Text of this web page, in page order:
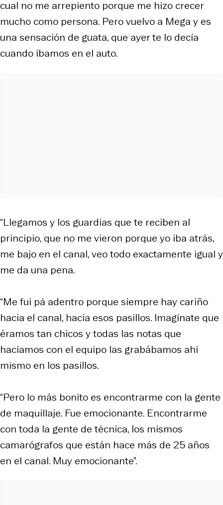
cual no me arrepiento porque me hizo crecer
mucho como persona. Pero vuelvo a Mega y es
una sensación de guata, que ayer te lo decía
cuando íbamos en el auto.
“Llegamos y los guardias que te reciben al
principio, que no me vieron porque yo iba atrás,
me bajo en el canal, veo todo exactamente igual y
me da una pena.
“Me fui pá adentro porque siempre hay cariño
hacia el canal, hacía esos pasillos. Imagínate que
éramos tan chicos y todas las notas que
hacíamos con el equipo las grabábamos ahí
mismo en los pasillos.
“Pero lo más bonito es encontrarme con la gente
de maquillaje. Fue emocionante. Encontrarme
con toda la gente de técnica, los mismos
camarógrafos que están hace más de 25 años
en el canal. Muy emocionante”.